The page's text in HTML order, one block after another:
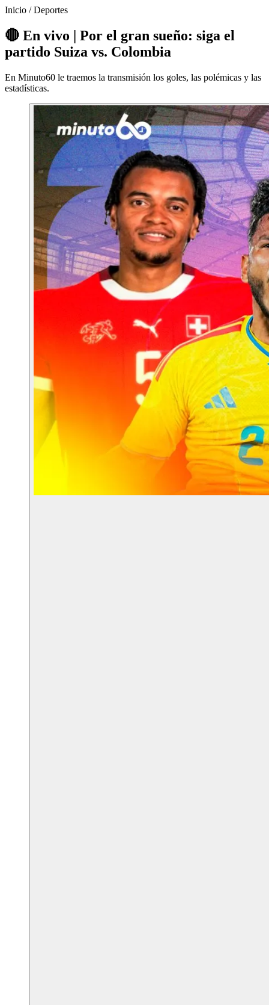
Inicio /Deportes
🔴 En vivo | Por el gran sueño: siga el
partido Suiza vs. Colombia
En Minuto60 le traemos la transmisión los goles, las polémicas y las
estadísticas.